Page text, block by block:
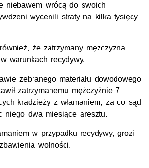
niebawem wrócą do swoich
wycenili straty na kilka tysięcy
że zatrzymany mężczyzna
warunkach recydywy.
zebranego materiału dowodowego
zatrzymanemu mężczyźnie 7
kradzieży z włamaniem, za co sąd
niego dwa miesiące aresztu.
w przypadku recydywy, grozi
wolności.